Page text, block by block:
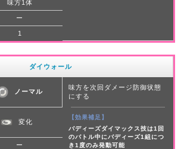
味方1体
ー
1
ダイウォール
ノーマル
味方を次回ダメージ防御状態
にする
【効果補足】
バディーズダイマックス技は1回
のバトル中にバディーズ1組につ
き1度のみ発動可能
変化
ー